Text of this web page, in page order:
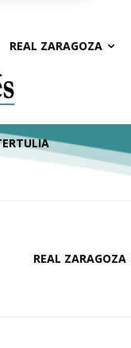
REAL ZARAGOZA
REAL ZARAGOZA